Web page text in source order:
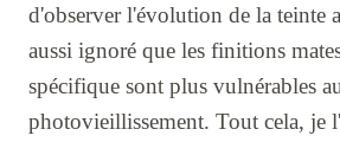
d'observer l'évolution de la teinte
aussi ignoré que les finitions
spécifique sont plus vulnérables au
photovieillissement. Tout cela, je